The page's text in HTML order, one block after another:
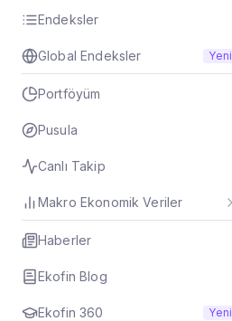
Endeksler
Global Endeksler Yeni
Portföyüm
Pusula
Canlı Takip
Makro Ekonomik Veriler
Haberler
Ekofin Blog
Ekofin 360 Yeni